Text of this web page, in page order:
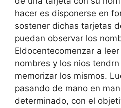
hacer es disponerse en
sostener dichas tarjetas
puedan observar los
Eldocentecomenzar a
nombres y los nios
memorizar los mismos.
pasando de mano en
determinado, con el